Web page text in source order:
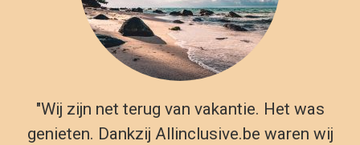
"Wij zijn net terug van vakantie. Het was
genieten. Dankzij Allinclusive.be waren wij